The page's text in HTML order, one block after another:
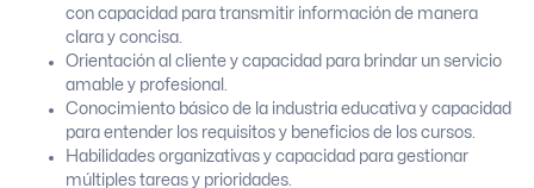
con capacidad para transmitir información de manera
clara y concisa.
Orientación al cliente y capacidad para brindar un servicio
amable y profesional.
Conocimiento básico de la industria educativa y capacidad
para entender los requisitos y beneficios de los cursos.
Habilidades organizativas y capacidad para gestionar
múltiples tareas y prioridades.